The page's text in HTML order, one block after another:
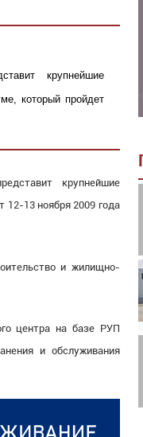
крупнейшие
который пройдет
крупнейшие
13 ноября 2009 года
и жилищно-
центра на базе РУП
и обслуживания